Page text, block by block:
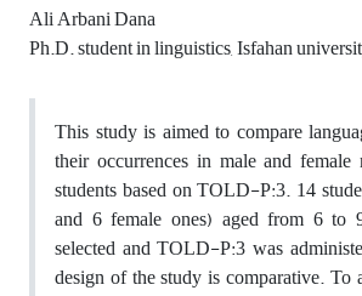
Ali Arbani Dana
Ph.D. student in linguistics, Isfahan
This study is aimed to compare
their occurrences in male and female
students based on TOLD-P:3. 14
and 6 female ones) aged from 6 to
selected and TOLD-P:3 was
design of the study is comparative.